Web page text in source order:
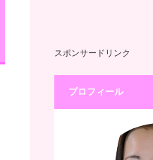
スポンサードリンク
プロフィール